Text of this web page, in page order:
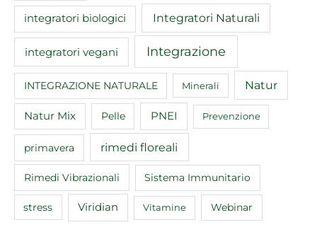
integratori biologici Integratori Naturali
integratori vegani Integrazione
INTEGRAZIONE NATURALE Minerali Natur
Natur Mix Pelle PNEI Prevenzione
primavera rimedi floreali
Rimedi Vibrazionali Sistema Immunitario
stress Viridian Vitamine Webinar